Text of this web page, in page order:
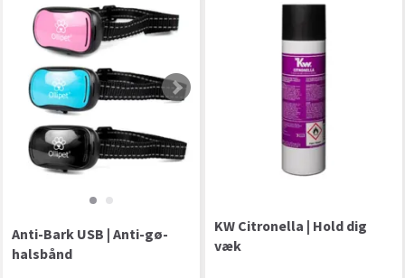
Anti-Bark USB | Anti-gø-
halsbånd
KW Citronella | Hold dig
væk